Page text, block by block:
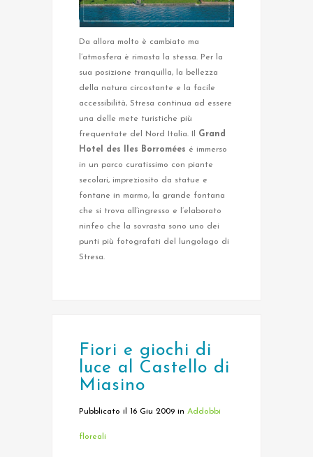
Da allora molto è cambiato ma
l’atmosfera è rimasta la stessa. Per la
sua posizione tranquilla, la bellezza
della natura circostante e la facile
accessibilità, Stresa continua ad essere
una delle mete turistiche più
frequentate del Nord Italia. Il Grand
Hotel des Iles Borromées é immerso
in un parco curatissimo con piante
secolari, impreziosito da statue e
fontane in marmo, la grande fontana
che si trova all’ingresso e l’elaborato
ninfeo che la sovrasta sono uno dei
punti più fotografati del lungolago di
Stresa.
Fiori e giochi di
luce al Castello di
Miasino
Pubblicato il 16 Giu 2009 in Addobbi
floreali